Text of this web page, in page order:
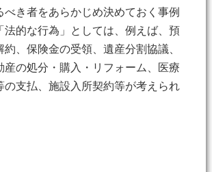
べき者をあらかじめ決めておく事例
法的な行為」としては、例えば、預
、保険金の受領、遺産分割協議、
産の処分・購入・リフォーム、医療
の支払、施設入所契約等が考えられ